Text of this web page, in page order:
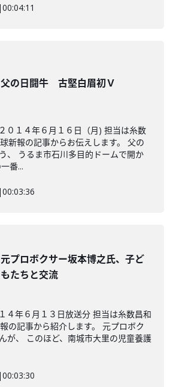
|00:04:11
父の日闘牛 古堅白眉初Ｖ
１４年６月１６日（月) 担当は糸数
新報の記事からお伝えします。 父の
、 うるま市石川多目的ドームで開か
番...
|00:03:36
元プロボクサー坂本博之氏、子ど
もたちと交流
４年６月１３日放送分 担当は糸数昌和
の記事から紹介します。 元プロボク
が、 このほど、南城市大里の児童養護
|00:03:30